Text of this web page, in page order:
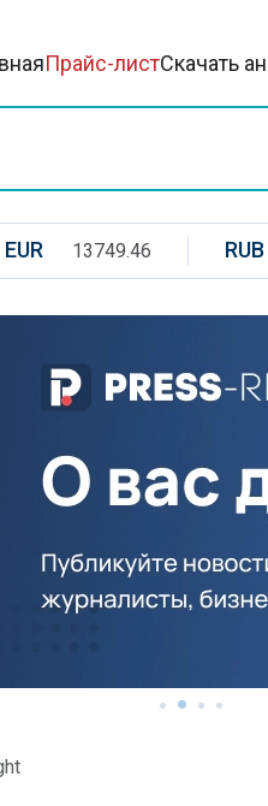
Прайс-листСкачать
EUR 13749.46 RUB